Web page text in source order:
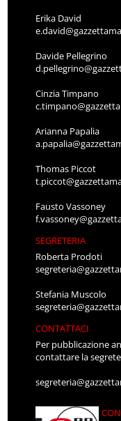
Erika David
Davide Pellegrino
Cinzia Timpano
Arianna Papalia
Thomas Piccot
Fausto Vassoney
SEGRETERIA
Roberta Prodoti
Stefania Muscolo
CONTATTACI
Per pubblicazione
contattare la